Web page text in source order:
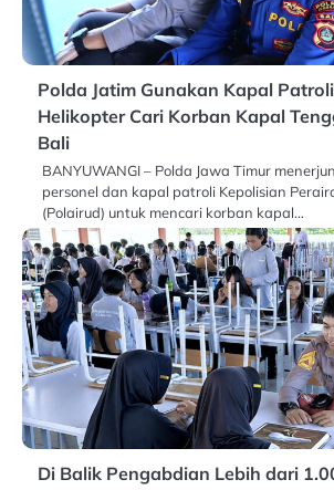
Polda Jatim Gunakan Kapal
Helikopter Cari Korban Kapal
Bali
BANYUWANGI – Polda Jawa Timur
personel dan kapal patroli Kepolisian
(Polairud) untuk mencari korban kapal…
Di Balik Pengabdian Lebih dari